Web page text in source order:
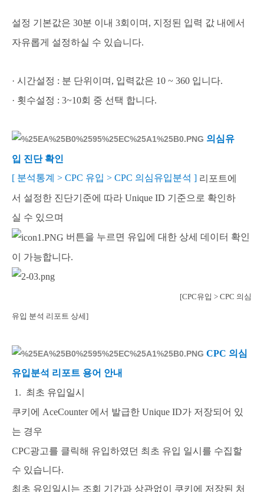
설정 기본값은 30분 이내 3회이며, 지정된 입력 값 내에서
자유롭게 설정하실 수 있습니다.
· 시간설정 : 분 단위이며, 입력값은 10 ~ 360 입니다.
· 횟수설정 : 3~10회 중 선택 합니다.
의심유
입 진단 확인
[ 분석통계 > CPC 유입 > CPC 의심유입분석 ] 리포트에
서 설정한 진단기준에 따라 Unique ID 기준으로 확인하
실 수 있으며
버튼을 누르면 유입에 대한 상세 데이터 확인
이 가능합니다.
[CPC유입 > CPC 의심
유입 분석 리포트 상세]
CPC 의심
유입분석 리포트 용어 안내
1. 최초 유입일시
쿠키에 AceCounter 에서 발급한 Unique ID가 저장되어 있
는 경우
CPC광고를 클릭해 유입하였던 최초 유입 일시를 수집할
수 있습니다.
최초 유입일시는 조회 기간과 상관없이 쿠키에 저장된 처